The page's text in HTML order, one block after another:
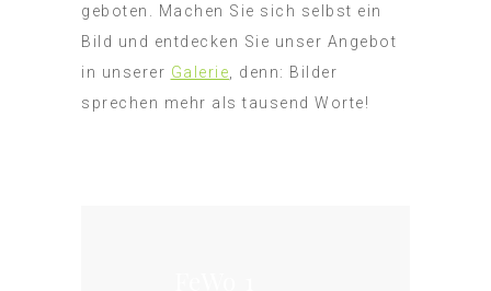
geboten. Machen Sie sich selbst ein
Bild und entdecken Sie unser Angebot
in unserer Galerie , denn: Bilder
sprechen mehr als tausend Worte!